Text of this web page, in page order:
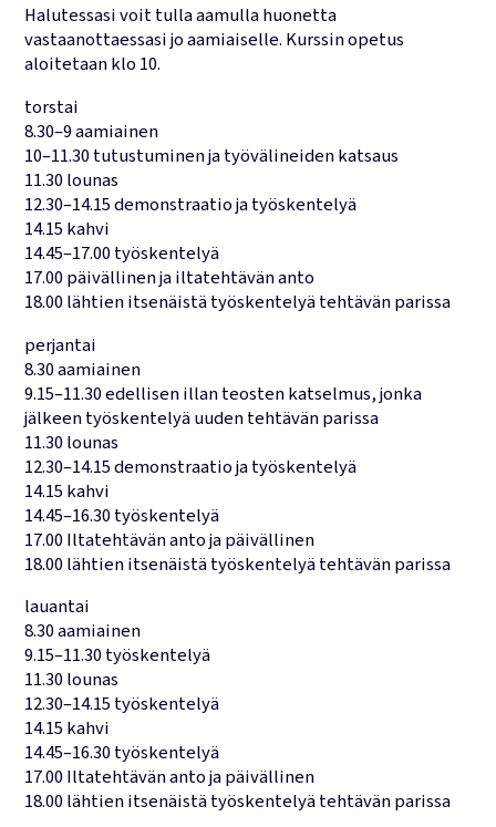
Halutessasi voit tulla aamulla huonetta
vastaanottaessasi jo aamiaiselle. Kurssin opetus
aloitetaan klo 10.
torstai
8.30–9 aamiainen
10–11.30 tutustuminen ja työvälineiden katsaus
11.30 lounas
12.30–14.15 demonstraatio ja työskentelyä
14.15 kahvi
14.45–17.00 työskentelyä
17.00 päivällinen ja iltatehtävän anto
18.00 lähtien itsenäistä työskentelyä tehtävän parissa
perjantai
8.30 aamiainen
9.15–11.30 edellisen illan teosten katselmus, jonka
jälkeen työskentelyä uuden tehtävän parissa
11.30 lounas
12.30–14.15 demonstraatio ja työskentelyä
14.15 kahvi
14.45–16.30 työskentelyä
17.00 Iltatehtävän anto ja päivällinen
18.00 lähtien itsenäistä työskentelyä tehtävän parissa
lauantai
8.30 aamiainen
9.15–11.30 työskentelyä
11.30 lounas
12.30–14.15 työskentelyä
14.15 kahvi
14.45–16.30 työskentelyä
17.00 Iltatehtävän anto ja päivällinen
18.00 lähtien itsenäistä työskentelyä tehtävän parissa